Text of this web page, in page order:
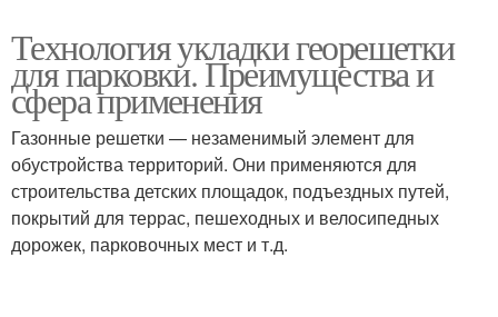
Технология укладки георешетки
для парковки. Преимущества и
сфера применения
Газонные решетки — незаменимый элемент для
обустройства территорий. Они применяются для
строительства детских площадок, подъездных путей,
покрытий для террас, пешеходных и велосипедных
дорожек, парковочных мест и т.д.